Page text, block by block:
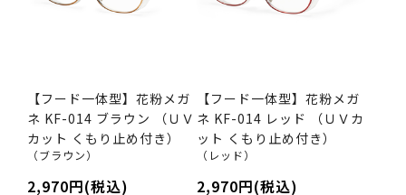
【フード一体型】花粉メガ
ネ KF-014 ブラウン （ＵＶ
カット くもり止め付き）
（ブラウン）
2,970円(税込)
【フード一体型】花粉メガ
ネ KF-014 レッド （ＵＶカ
ット くもり止め付き）
（レッド）
2,970円(税込)